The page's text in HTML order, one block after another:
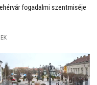
fogadalmi szentmiséje